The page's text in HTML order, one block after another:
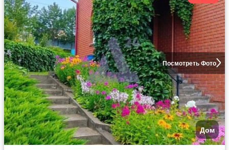
Посмотреть Фото
Дом